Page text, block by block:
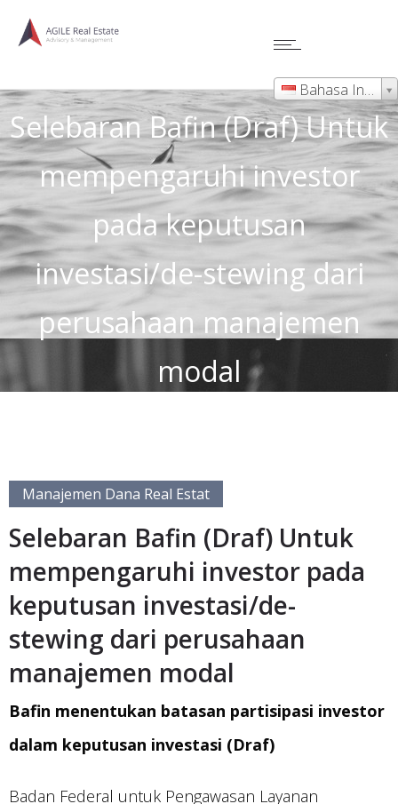
Bahasa Indonesia
Selebaran Bafin (Draf) Untuk
mempengaruhi investor
pada keputusan
investasi/de-stewing dari
perusahaan manajemen
modal
Manajemen Dana Real Estat
Selebaran Bafin (Draf) Untuk
mempengaruhi investor pada
keputusan investasi/de-
stewing dari perusahaan
manajemen modal
Bafin menentukan batasan partisipasi investor
dalam keputusan investasi (Draf)
Badan Federal untuk Pengawasan Layanan